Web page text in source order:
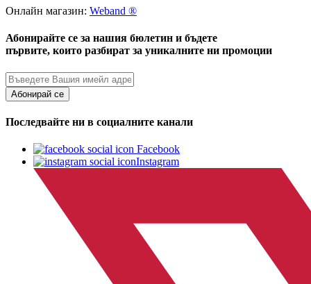
Онлайн магазин: Weband ®
Абонирайте се за нашия бюлетин и бъдете
първите, които разбират за уникалните ни промоции
Абонирай се
Последвайте ни в социалните канали
Facebook
Instagram